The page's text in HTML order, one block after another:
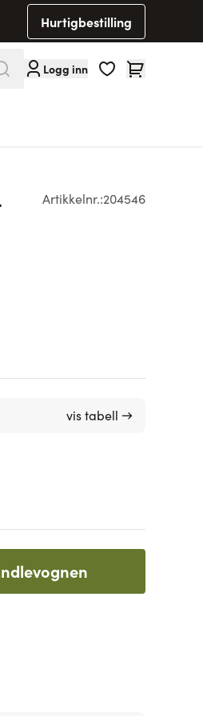
Hurtigbestilling
Logg inn Cart
Artikkelnr.:204546
vis tabell →